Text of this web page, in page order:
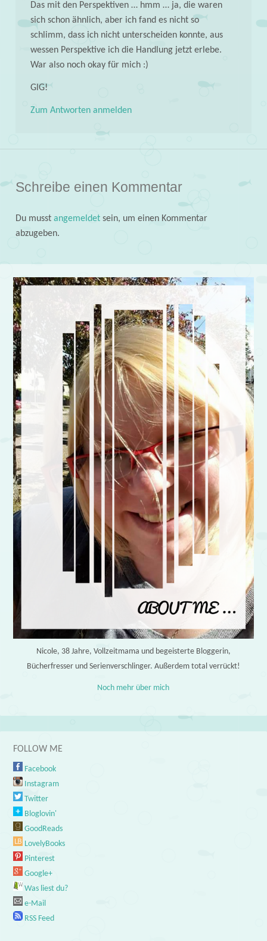
Das mit den Perspektiven … hmm … ja, die waren
sich schon ähnlich, aber ich fand es nicht so
schlimm, dass ich nicht unterscheiden konnte, aus
wessen Perspektive ich die Handlung jetzt erlebe.
War also noch okay für mich :)
GlG!
Zum Antworten anmelden
Schreibe einen Kommentar
Du musst angemeldetsein, um einen Kommentar
abzugeben.
Nicole, 38 Jahre, Vollzeitmama und begeisterte Bloggerin,
Bücherfresser und Serienverschlinger. Außerdem total verrückt!
Noch mehr über mich
FOLLOW ME
Facebook
Instagram
Twitter
Bloglovin'
GoodReads
LovelyBooks
Pinterest
Google+
Was liest du?
e-Mail
RSS Feed